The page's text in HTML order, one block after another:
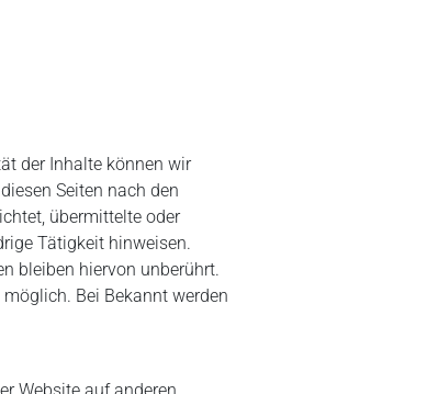
der Inhalte können wir
Seiten nach den
übermittelte oder
Tätigkeit hinweisen.
bleiben hiervon unberührt.
Bei Bekannt werden